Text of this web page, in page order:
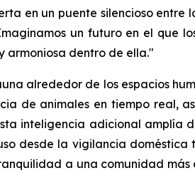
en un puente silencioso entre
un futuro en el que
armoniosa dentro de ella."
alrededor de los espacios
de animales en tiempo real,
inteligencia adicional amplía
desde la vigilancia
a una comunidad